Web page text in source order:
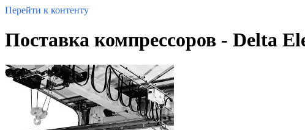
Перейти к контенту
Поставка компрессоров - Delta